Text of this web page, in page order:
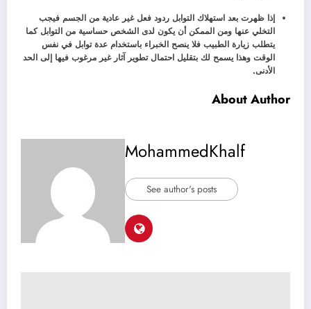
إذا ظهرت بعد استهلاك التوابل ردود فعل غير عادية من الجسم فيجب
التخلي عنها ومن الممكن أن يكون لدى الشخص حساسية من التوابل كما
يتطلب زيارة الطبيب فلا ينصح الخبراء باستخدام عدة توابل في نفس
الوقت وهذا يسمح لك بتقليل احتمال تطوير آثار غير مرغوب فيها إلى الحد
الأدنى.
About Author
MohammedKhalf
See author's posts